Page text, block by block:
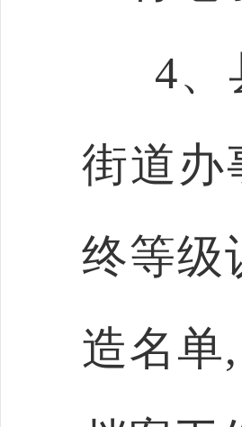
4、
街道办
终等级
造名单